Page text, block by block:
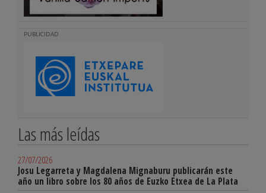
PUBLICIDAD
Las más leídas
27/07/2026
Josu Legarreta y Magdalena Mignaburu publicarán este
año un libro sobre los 80 años de Euzko Etxea de La Plata